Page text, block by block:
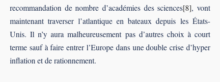
recommandation de nombre d’académies des sciences[8], vont
maintenant traverser l’atlantique en bateaux depuis les États-
Unis. Il n’y aura malheureusement pas d’autres choix à court
terme sauf à faire entrer l’Europe dans une double crise d’hyper
inflation et de rationnement.